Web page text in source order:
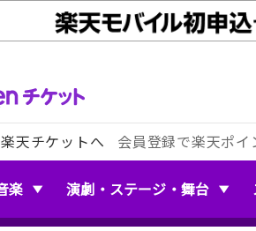
天チケットへ 会員登録で楽天ポイ
楽 演劇・ステージ・舞台